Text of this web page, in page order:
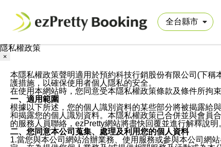
隱私權政策
×
本隱私權政策聲明適用於預約科技行銷股份有限公司(下稱
護措施，以確保使用者個人隱私的安全。
在使用本網站時，您同意受本隱私權政策條款及條件所拘
一、適用範圍
根據以下所述，您的個人識別資料的某些部分將被揭露給
和揭露您的個人識別資料。本隱私權政策已合併並與會員
的服務人員聯絡，ezPretty網站將盡快回覆並進行解釋說明
二、您同意本公司蒐集、處理及利用您的個人資料
1.當您與本公司網站洽辦業務、使用服務或參與本公司網